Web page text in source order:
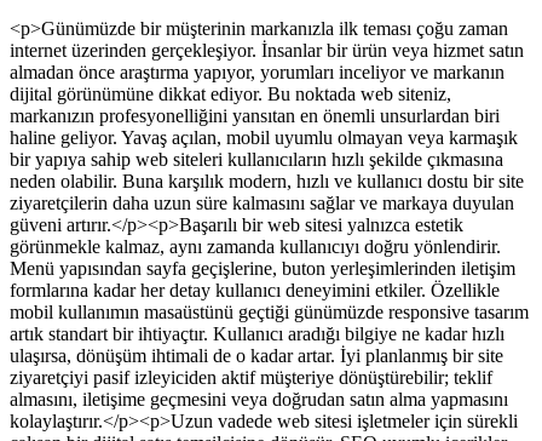
<p>Günümüzde bir müşterinin markanızla ilk teması çoğu zaman
internet üzerinden gerçekleşiyor. İnsanlar bir ürün veya hizmet satın
almadan önce araştırma yapıyor, yorumları inceliyor ve markanın
dijital görünümüne dikkat ediyor. Bu noktada web siteniz,
markanızın profesyonelliğini yansıtan en önemli unsurlardan biri
haline geliyor. Yavaş açılan, mobil uyumlu olmayan veya karmaşık
bir yapıya sahip web siteleri kullanıcıların hızlı şekilde çıkmasına
neden olabilir. Buna karşılık modern, hızlı ve kullanıcı dostu bir site
ziyaretçilerin daha uzun süre kalmasını sağlar ve markaya duyulan
güveni artırır.</p><p>Başarılı bir web sitesi yalnızca estetik
görünmekle kalmaz, aynı zamanda kullanıcıyı doğru yönlendirir.
Menü yapısından sayfa geçişlerine, buton yerleşimlerinden iletişim
formlarına kadar her detay kullanıcı deneyimini etkiler. Özellikle
mobil kullanımın masaüstünü geçtiği günümüzde responsive tasarım
artık standart bir ihtiyaçtır. Kullanıcı aradığı bilgiye ne kadar hızlı
ulaşırsa, dönüşüm ihtimali de o kadar artar. İyi planlanmış bir site
ziyaretçiyi pasif izleyiciden aktif müşteriye dönüştürebilir; teklif
almasını, iletişime geçmesini veya doğrudan satın alma yapmasını
kolaylaştırır.</p><p>Uzun vadede web sitesi işletmeler için sürekli